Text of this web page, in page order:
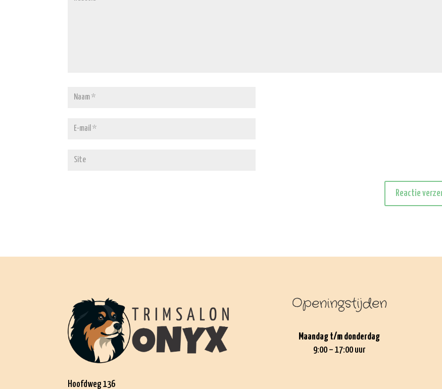
Hoofdweg 136
Openingstijden
Maandag t/m donderdag
9:00 – 17:00 uur